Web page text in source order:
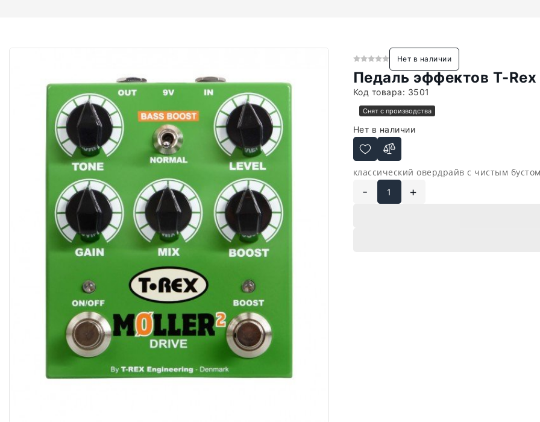
Нет в наличии
Педаль эффектов T-
Код товара: 3501
Снят с производства
Нет в наличии
классический овердрайв с чистым
- +